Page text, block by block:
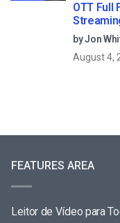
OTT Full
by Jon
August 4,
FEATURES AREA
Leitor de Vídeo para